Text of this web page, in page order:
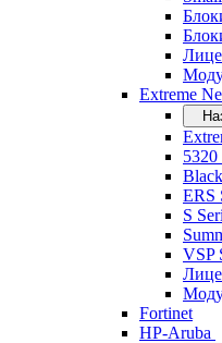
Extreme
5320
ERS
S
VSP
Fortinet
HP-Aruba